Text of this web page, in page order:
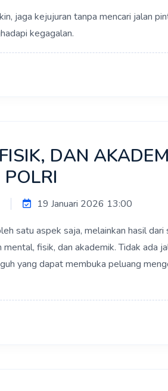
jaga kejujuran tanpa mencari jalan
kegagalan.
DAN
POLRI
19 Januari 2026 13:00
satu aspek saja, melainkan hasil dari
fisik, dan akademik. Tidak ada
yang dapat membuka peluang